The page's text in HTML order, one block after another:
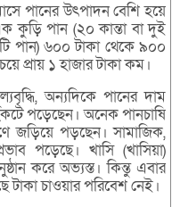
পানের উৎপাদন বেশি হয়ে
কুড়ি পান (২০ কান্তা বা দুই
পান) ৬০০ টাকা থেকে ৯০০
প্রায় ১ হাজার টাকা কম।
অন্যদিকে পানের দাম
পড়েছেন। অনেক পানচাষি
জড়িয়ে পড়ছেন। সামাজিক,
পড়েছে। খাসি (খাসিয়া)
করে অভ্যস্ত। কিন্তু এবার
টাকা চাওয়ার পরিবেশ নেই।